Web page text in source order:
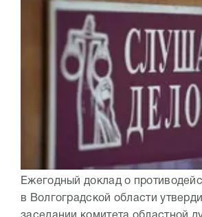
Ежегодный доклад о
в Волгоградской области